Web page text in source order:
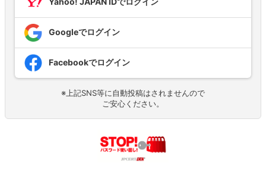
Googleでログイン
Facebookでログイン
※上記SNS等に自動投稿はされませんので
ご安心ください。